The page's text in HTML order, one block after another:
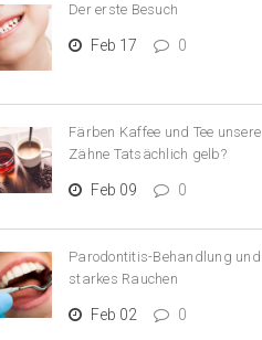
Der erste Besuch
Feb 17 0
Färben Kaffee und Tee unsere
Zähne Tatsächlich gelb?
Feb 09 0
Parodontitis-Behandlung und
starkes Rauchen
Feb 02 0